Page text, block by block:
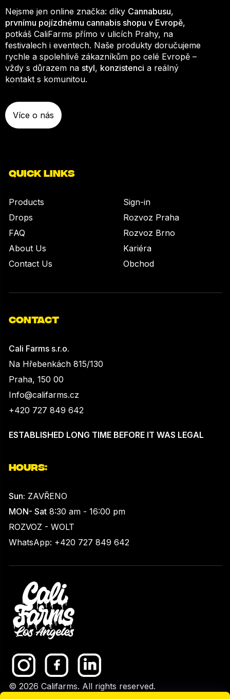
Nejsme jen online značka: díky Cannabusu,
prvnímu pojízdnému cannabis shopu v Evropě,
potkáš CaliFarms přímo v ulicích Prahy, na
festivalech i eventech. Naše produkty doručujeme
rychle a spolehlivě zákazníkům po celé Evropě –
vždy s důrazem na styl, konzistenci a reálný
kontakt s komunitou.
Více o nás
QUICK LINKS
Products
Drops
FAQ
About Us
Contact Us
Sign-in
Rozvoz Praha
Rozvoz Brno
Kariéra
Obchod
CONTACT
Cali Farms s.r.o.
Na Hřebenkách 815/130
Praha, 150 00
Info@califarms.cz
+420 727 849 642
ESTABLISHED LONG TIME BEFORE IT WAS LEGAL
HOURS:
Sun: ZAVŘENO
MON- Sat 8:30 am - 16:00 pm
ROZVOZ - WOLT
WhatsApp: +420 727 849 642
© 2026 Califarms. All rights reserved.